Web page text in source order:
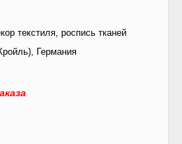
текстиля, роспись тканей
Германия